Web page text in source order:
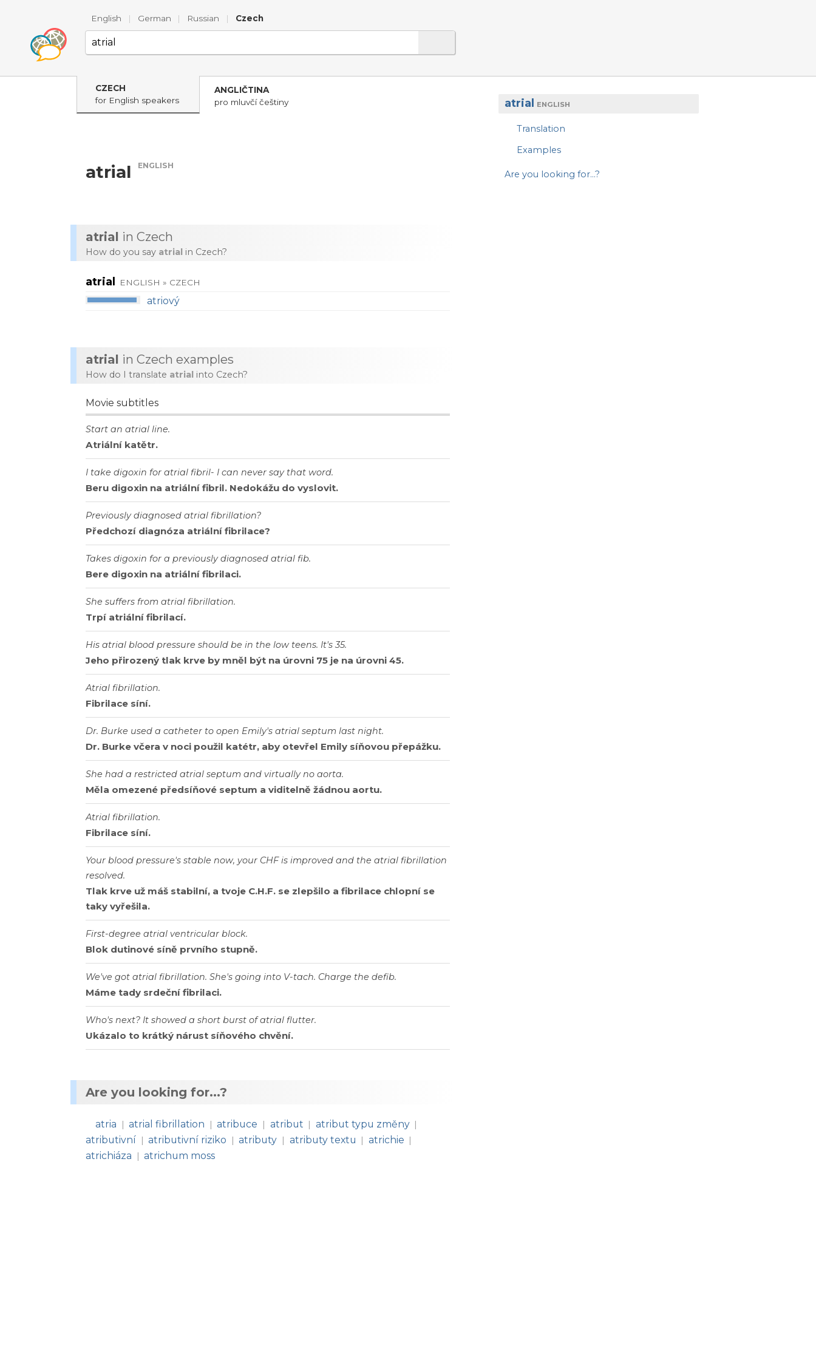
English | German | Russian | Czech
atrial ENGLISH
Translation
Examples
Are you looking for...?
CZECH
for English speakers
ANGLIČTINA
pro mluvčí češtiny
atrial ENGLISH
atrial in Czech
How do you say atrial in Czech?
atrial ENGLISH » CZECH
atriový
atrial in Czech examples
How do I translate atrial into Czech?
Movie subtitles
Start an atrial line.
Atriální katětr.
I take digoxin for atrial fibril- I can never say that word.
Beru digoxin na atriální fibril. Nedokážu do vyslovit.
Previously diagnosed atrial fibrillation?
Předchozí diagnóza atriální fibrilace?
Takes digoxin for a previously diagnosed atrial fib.
Bere digoxin na atriální fibrilaci.
She suffers from atrial fibrillation.
Trpí atriální fibrilací.
His atrial blood pressure should be in the low teens. It's 35.
Jeho přirozený tlak krve by mněl být na úrovni 75 je na úrovni 45.
Atrial fibrillation.
Fibrilace síní.
Dr. Burke used a catheter to open Emily's atrial septum last night.
Dr. Burke včera v noci použil katétr, aby otevřel Emily síňovou přepážku.
She had a restricted atrial septum and virtually no aorta.
Měla omezené předsíňové septum a viditelně žádnou aortu.
Atrial fibrillation.
Fibrilace síní.
Your blood pressure's stable now, your CHF is improved and the atrial fibrillation
resolved.
Tlak krve už máš stabilní, a tvoje C.H.F. se zlepšilo a fibrilace chlopní se
taky vyřešila.
First-degree atrial ventricular block.
Blok dutinové síně prvního stupně.
We've got atrial fibrillation. She's going into V-tach. Charge the defib.
Máme tady srdeční fibrilaci.
Who's next? It showed a short burst of atrial flutter.
Ukázalo to krátký nárust síňového chvění.
Are you looking for...?
atria | atrial fibrillation | atribuce | atribut | atribut typu změny |
atributivní | atributivní riziko | atributy | atributy textu | atrichie |
atrichiáza | atrichum moss